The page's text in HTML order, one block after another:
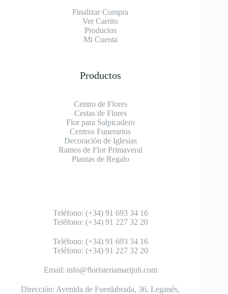
Finalizar Compra
Ver Carrito
Productos
Mi Cuenta
Productos
Centro de Flores
Cestas de Flores
Flor para Salpicadero
Centros Funerarios
Decoración de Iglesias
Ramos de Flor Primaveral
Plantas de Regalo
Teléfono: (+34) 91 693 34 16
Teléfono: (+34) 91 227 32 20
Teléfono: (+34) 91 693 34 16
Teléfono: (+34) 91 227 32 20
Email: info@floristeriamarijuli.com
Dirección: Avenida de Fuenlabrada, 36, Leganés,